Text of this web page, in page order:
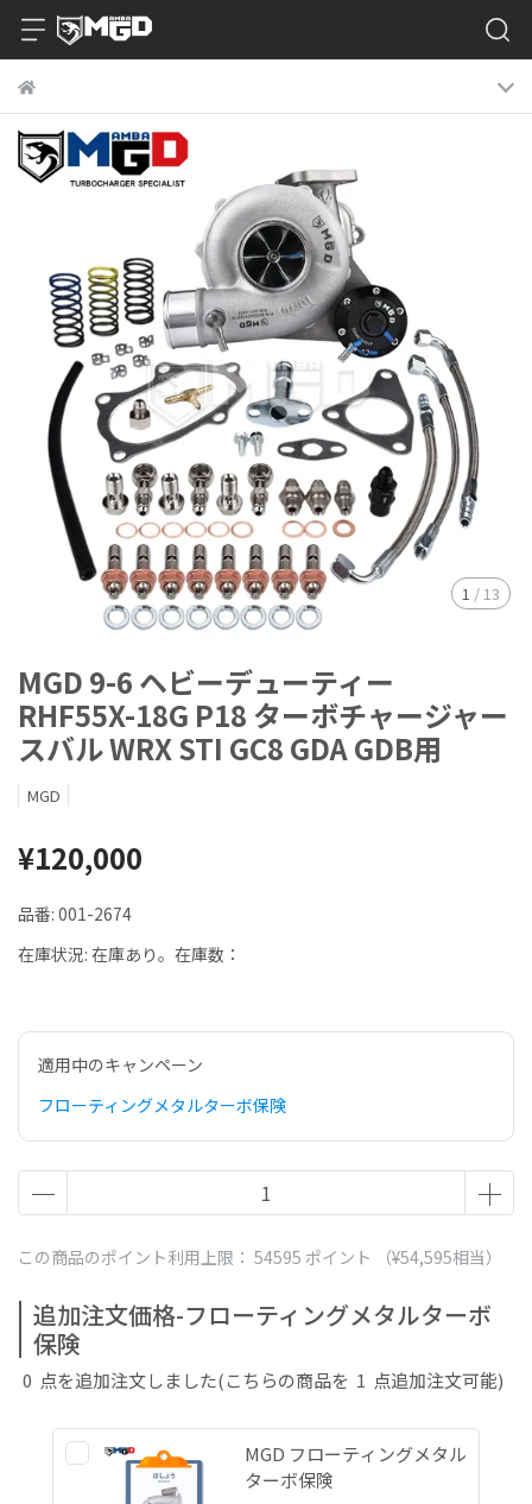
1 / 13
MGD 9-6 ヘビーデューティー
RHF55X-18G P18 ターボチャージャー
スバル WRX STI GC8 GDA GDB用
MGD
¥120,000
品番: 001-2674
在庫状況: 在庫あり。在庫数：
適用中のキャンペーン
フローティングメタルターボ保険
この商品のポイント利用上限： 54595 ポイント （¥54,595相当）
追加注文価格-フローティングメタルターボ
保険
0 点を追加注文しました(こちらの商品を 1 点追加注文可能)
MGD フローティングメタル
ターボ保険